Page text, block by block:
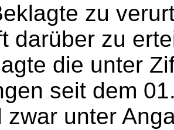
zu
darüber zu
die unter
seit dem
zwar unter